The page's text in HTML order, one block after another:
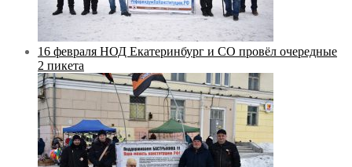
16 февраля НОД Екатеринбург и СО провёл очередные
2 пикета